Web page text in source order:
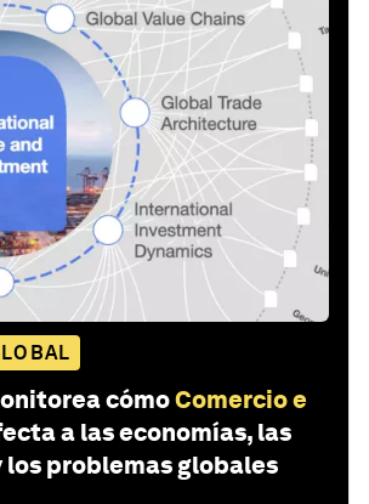
cómoComercio e
a las economías, las
problemas globales